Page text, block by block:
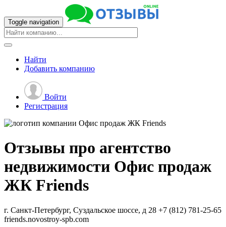
Toggle navigation
Найти
Добавить компанию
Войти
Регистрация
Отзывы про агентство
недвижимости Офис продаж
ЖК Friends
г. Санкт-Петербург, Суздальское шоссе, д 28 +7 (812) 781-25-65
friends.novostroy-spb.com